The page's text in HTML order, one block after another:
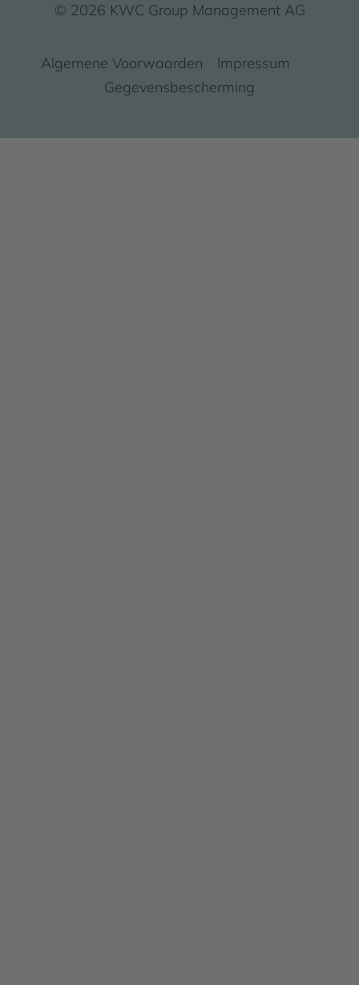
© 2026 KWC Group Management AG
Algemene Voorwaarden
Impressum
Gegevensbescherming